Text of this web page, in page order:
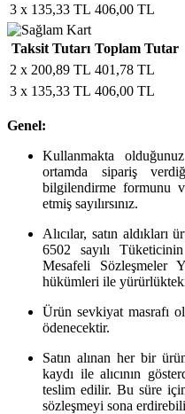
3 x 135,33 TL 406,00 TL
Taksit Tutarı Toplam Tutar
2 x 200,89 TL 401,78 TL
3 x 135,33 TL 406,00 TL
Genel:
Kullanmakta
ortamda sipariş
bilgilendirme formunu
etmiş sayılırsınız.
Alıcılar, satın
6502 sayılı
Mesafeli Sözleşmeler
hükümleri ile
Ürün sevkiyat masrafı
ödenecektir.
Satın alınan her bir
kaydı ile alıcının
teslim edilir. Bu süre
sözleşmeyi sona